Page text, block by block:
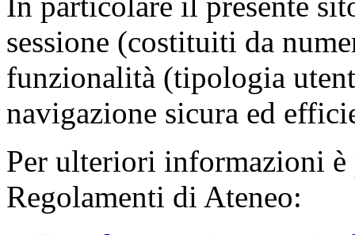
sessione (costituiti da
funzionalità (tipologia
navigazione sicura ed
Per ulteriori informazioni è
Regolamenti di Ateneo: